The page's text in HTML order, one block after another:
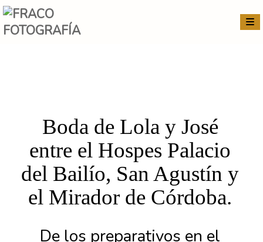
Boda de Lola y José
entre el Hospes Palacio
del Bailío, San Agustín y
el Mirador de Córdoba.
De los preparativos en el